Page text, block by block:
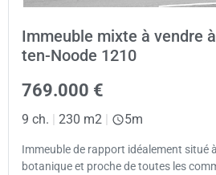
Immeuble mixte à vendre
ten-Noode 1210
769.000 €
9 ch. 230 m2 5m
Immeuble de rapport idéalement situé
botanique et proche de toutes les